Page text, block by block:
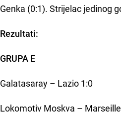
Genka (0:1). Strijelac jedinog
Rezultati:
GRUPA E
Galatasaray – Lazio 1:0
Lokomotiv Moskva – Marseille